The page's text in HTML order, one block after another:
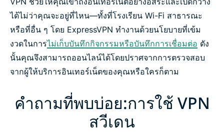
ได้ไม่ว่าคุณจะอยู่ที่ไหน—ทั้งที่โรงเรียน Wi-Fi สาธารณะ
หรือที่อื่น ๆ โดย ExpressVPN ทำงานด้วยนโยบายที่เข้ม
งวดในการไม่เก็บบันทึกกิจกรรมหรือบันทึกการเชื่อมต่อ ดัง
นั้นคุณจึงสามารถออนไลน์ได้โดยปราศจากการตรวจสอบ
จากผู้ให้บริการอินเทอร์เน็ตของคุณหรือใครก็ตาม
คำถามที่พบบ่อย:การใช้ VPN
สวีเดน